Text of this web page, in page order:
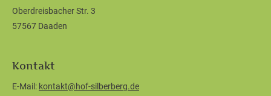
Oberdreisbacher Str. 3
57567 Daaden
Kontakt
E-Mail: kontakt@hof-silberberg.de